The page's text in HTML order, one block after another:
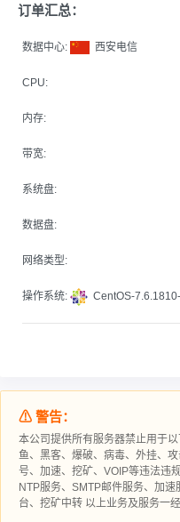
订单汇总：
数据中心: 西安电信
CPU:
内存:
带宽:
系统盘:
数据盘:
网络类型:
操作系统: CentOS-
⚠ 警告：
本公司提供所有服务器禁止用于
鱼、黑客、爆破、病毒、外挂、
号、加速、挖矿、VOIP等违法违
NTP服务、SMTP邮件服务、加
台、挖矿中转 以上业务及服务一